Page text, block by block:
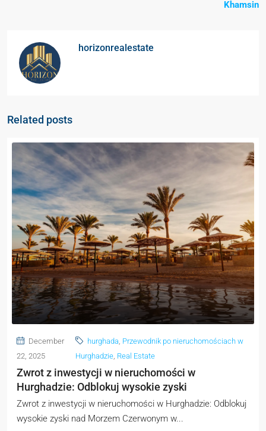
Khamsin
horizonrealestate
Related posts
December
22, 2025
hurghada Przewodnik po nieruchomościach w
Hurghadzie Real Estate
Zwrot z inwestycji w nieruchomości w
Hurghadzie: Odblokuj wysokie zyski
Zwrot z inwestycji w nieruchomości w Hurghadzie: Odblokuj
wysokie zyski nad Morzem Czerwonym w...